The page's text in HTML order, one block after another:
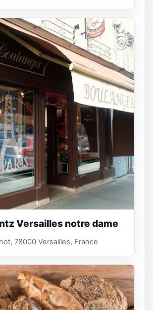
Versailles notre dame
78000 Versailles, France